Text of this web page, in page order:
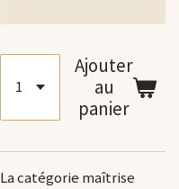
Ajouter
au
panier
La catégorie maîtrise